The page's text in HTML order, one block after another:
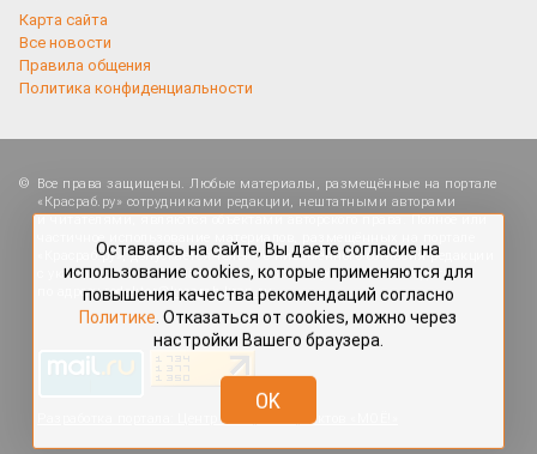
Карта сайта
Все новости
Правила общения
Политика конфиденциальности
Все права защищены. Любые материалы, размещённые на портале
«Красраб.ру» сотрудниками редакции, нештатными авторами
частичное использование материалов, размещённых на портале
«Красраб.ру», допускается только с письменного согласия редакции
с указанием ссылки на источник. Все вопросы можно задать
по адресуredaktor@krasrab.krsn.ru.
Центр интернет-проектов «МОЁ!»
использование cookies, которые применяются для
повышения качества рекомендаций согласно
настройки Вашего браузера.
OK